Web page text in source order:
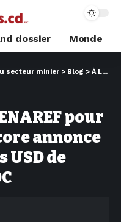
dossier Monde
secteur minier > Blog > À LA UNE
pour
annonce
USD de